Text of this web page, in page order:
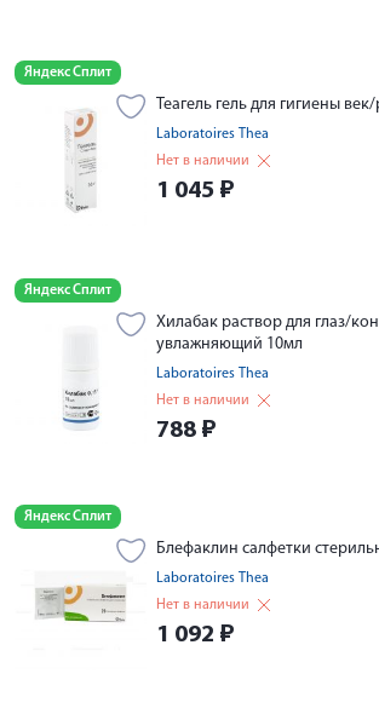
Яндекс Сплит
Теагель гель для гигиены
Laboratoires Thea
Нет в наличии
1 045 ₽
Яндекс Сплит
Хилабак раствор для глаз/
увлажняющий 10мл
Laboratoires Thea
Нет в наличии
788 ₽
Яндекс Сплит
Блефаклин салфетки
Laboratoires Thea
Нет в наличии
1 092 ₽